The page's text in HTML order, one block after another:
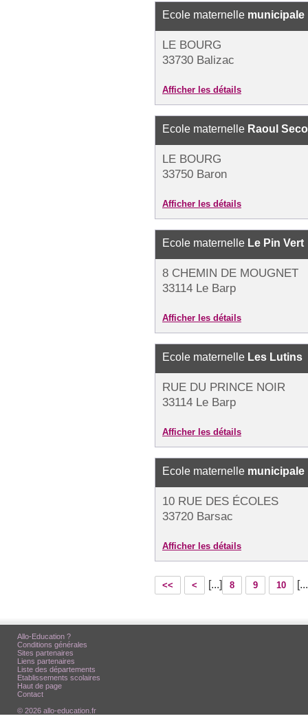
Ecole maternelle municipale
LE BOURG
33730 Balizac
Afficher les détails
Ecole maternelle Raoul
LE BOURG
33750 Baron
Afficher les détails
Ecole maternelle Le Pin Vert
8 CHEMIN DE MOUGNET
33114 Le Barp
Afficher les détails
Ecole maternelle Les Lutins
RUE DU PRINCE NOIR
33114 Le Barp
Afficher les détails
Ecole maternelle municipale
10 RUE DES ÉCOLES
33720 Barsac
Afficher les détails
<< < [...] 8 9 10
Allo-Education ?
Conditions générales
Sites partenaires
Liens partenaires
Liste des départements
Etablissements scolaires
Haut de page
Contact
© 2026 allo-education.fr